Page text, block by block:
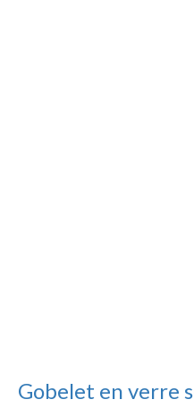
Gobelet en verre